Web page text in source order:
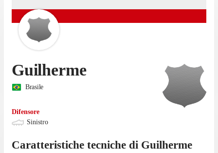
Guilherme
Brasile
Difensore
Sinistro
Caratteristiche tecniche di Guilherme